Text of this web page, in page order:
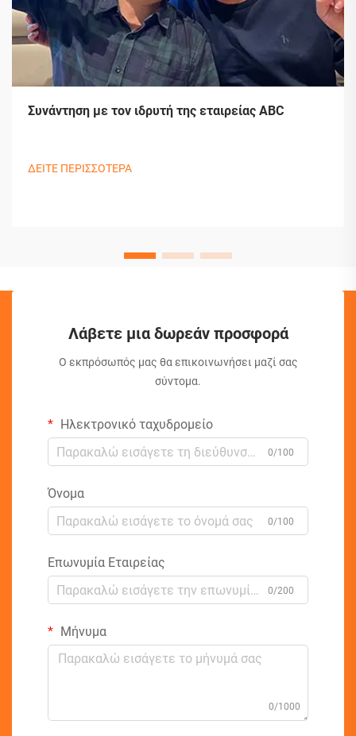
Συνάντηση με τον ιδρυτή της εταιρείας ABC
ΔΕΙΤΕ ΠΕΡΙΣΣΟΤΕΡΑ
Λάβετε μια δωρεάν προσφορά
Ο εκπρόσωπός μας θα επικοινωνήσει μαζί σας
σύντομα.
Ηλεκτρονικό ταχυδρομείο
0/100
Όνομα
0/100
Επωνυμία Εταιρείας
0/200
Μήνυμα
0/1000